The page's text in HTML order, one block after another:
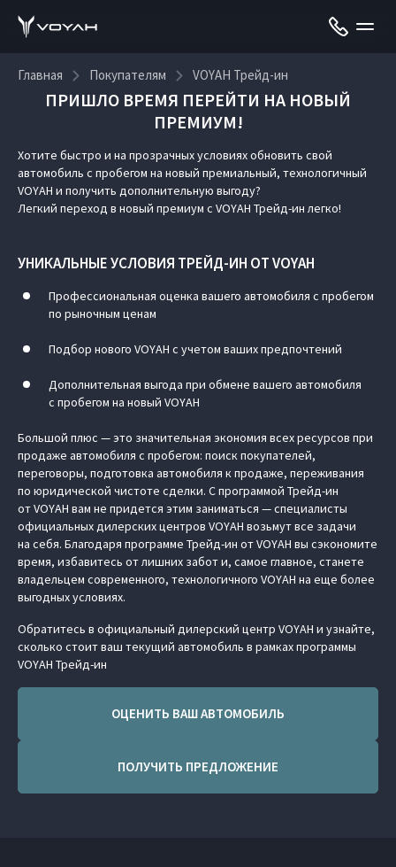
Главная Покупателям VOYAH Трейд-ин
ПРИШЛО ВРЕМЯ ПЕРЕЙТИ НА НОВЫЙ
ПРЕМИУМ!
VOYAH Трейд-ин
Хотите быстро и на прозрачных условиях обновить свой
автомобиль с пробегом на новый премиальный, технологичный
VOYAH и получить дополнительную выгоду?
Легкий переход в новый премиум с VOYAH Трейд-ин легко!
УНИКАЛЬНЫЕ УСЛОВИЯ ТРЕЙД-ИН ОТ VOYAH
Профессиональная оценка вашего автомобиля с пробегом
по рыночным ценам
Подбор нового VOYAH с учетом ваших предпочтений
Дополнительная выгода при обмене вашего автомобиля
с пробегом на новый VOYAH
Большой плюс — это значительная экономия всех ресурсов при
продаже автомобиля с пробегом: поиск покупателей,
переговоры, подготовка автомобиля к продаже, переживания
по юридической чистоте сделки. С программой Трейд-ин
от VOYAH вам не придется этим заниматься — специалисты
официальных дилерских центров VOYAH возьмут все задачи
на себя. Благодаря программе Трейд-ин от VOYAH вы сэкономите
время, избавитесь от лишних забот и, самое главное, станете
владельцем современного, технологичного VOYAH на еще более
выгодных условиях.
Обратитесь в официальный дилерский центр VOYAH и узнайте,
сколько стоит ваш текущий автомобиль в рамках программы
VOYAH Трейд-ин
ОЦЕНИТЬ ВАШ АВТОМОБИЛЬ
ПОЛУЧИТЬ ПРЕДЛОЖЕНИЕ